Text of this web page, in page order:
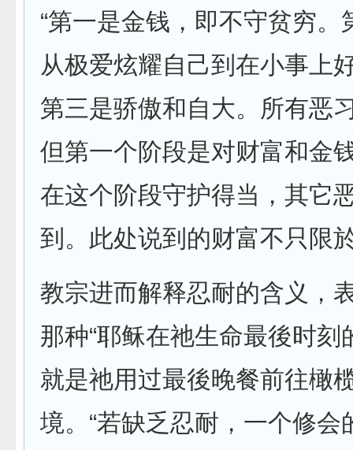
“第一是金钱，即不守贫穷。
从极爱炫耀自己到在小事上
第三是骄傲和自大。所有恶
但第一个阶段是对财富和金
在这个阶段守护得当，其它
到。此处说到的财富不只限
教宗进而解释忍耐的含义，
那种“耶稣在祂生命最後时刻
就是祂用过最後晚餐前往橄
境。“若缺乏忍耐，一个修会